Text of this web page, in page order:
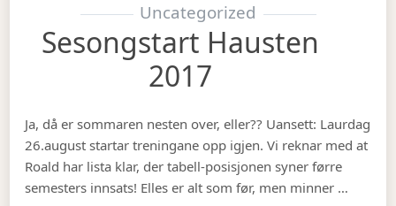
Uncategorized
Sesongstart Hausten
2017
Ja, då er sommaren nesten over, eller?? Uansett: Laurdag
26.august startar treningane opp igjen. Vi reknar med at
Roald har lista klar, der tabell-posisjonen syner førre
semesters innsats! Elles er alt som før, men minner …